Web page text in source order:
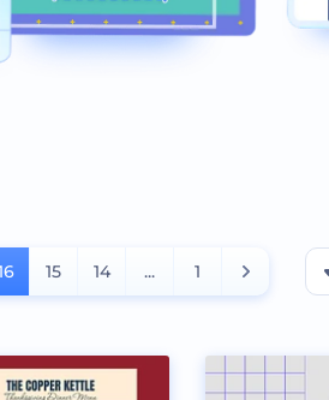
1
...
14
15